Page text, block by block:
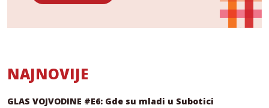
NAJNOVIJE
GLAS VOJVODINE #E6: Gde su mladi u Subotici